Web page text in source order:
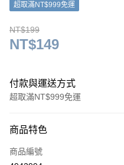
超取滿NT$999免運
NT$199
NT$149
付款與運送方式
超取滿NT$999免運
信用卡一次付款
超商取貨付款
商品特色
商品編號